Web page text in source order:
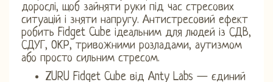
дорослі, щоб зайняти руки під час стресових
ситуацій і зняти напругу. Антистресовий ефект
робить Fidget Cube ідеальним для людей із СДВ,
СДУГ, ОКР, тривожними розладами, аутизмом
або просто сильним стресом.
ZURU Fidget Cube від Anty Labs — єдиний